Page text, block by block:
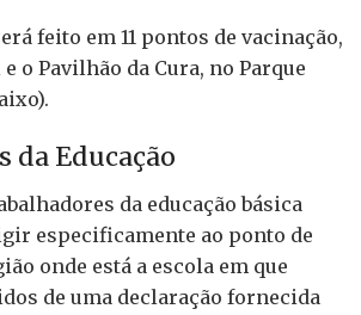
feito em 11 pontos de vacinação,
o Pavilhão da Cura, no Parque
da Educação
da educação básica
especificamente ao ponto de
onde está a escola em que
de uma declaração fornecida